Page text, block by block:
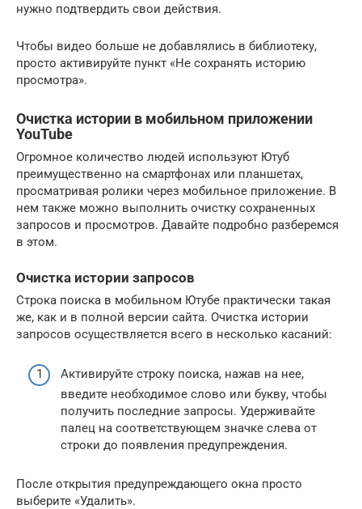
нужно подтвердить свои действия.
Чтобы видео больше не добавлялись в библиотеку,
просто активируйте пункт «Не сохранять историю
просмотра».
Очистка истории в мобильном приложении
YouTube
Огромное количество людей используют Ютуб
преимущественно на смартфонах или планшетах,
просматривая ролики через мобильное приложение. В
нем также можно выполнить очистку сохраненных
запросов и просмотров. Давайте подробно разберемся
в этом.
Очистка истории запросов
Строка поиска в мобильном Ютубе практически такая
же, как и в полной версии сайта. Очистка истории
запросов осуществляется всего в несколько касаний:
Активируйте строку поиска, нажав на нее,
введите необходимое слово или букву, чтобы
получить последние запросы. Удерживайте
палец на соответствующем значке слева от
строки до появления предупреждения.
После открытия предупреждающего окна просто
выберите «Удалить».